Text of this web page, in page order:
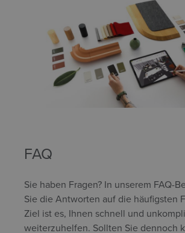
FAQ
Sie haben Fragen? In unserem FAQ-
Sie die Antworten auf die häufigsten
Ziel ist es, Ihnen schnell und
weiterzuhelfen. Sollten Sie dennoch